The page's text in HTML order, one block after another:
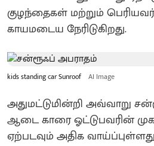
குழந்தைகள் மற்றும்
காயமடைய நேரிடுகிறது.
kids standing car Sunroof AI Image
அதுமட்டுமின்றி அவ்வாறு
ஆடை காரை ஓட்டுபவரின்
ஏற்படவும் அதிக